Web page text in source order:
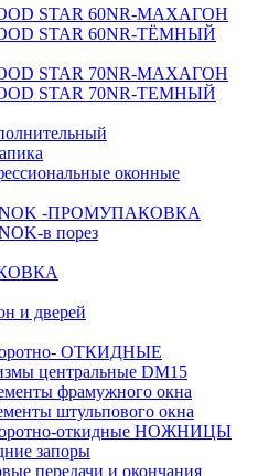
STAR 60NR-МАХАГОН
STAR 60NR-ТЁМНЫЙ
STAR 70NR-МАХАГОН
STAR 70NR-ТЕМНЫЙ
оконные
-ПРОМУПАКОВКА
в порез
и дверей
ОТКИДНЫЕ
центральные DM15
фрамужного окна
штульпового окна
откидные НОЖНИЦЫ
запоры
передачи и окончания